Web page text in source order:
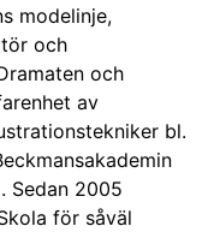
modelinje,
och
och
av
bl.
Sedan 2005
för såväl